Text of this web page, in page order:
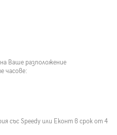
Ваше разположение
часове:
със Speedy или Еконт в срок от 4